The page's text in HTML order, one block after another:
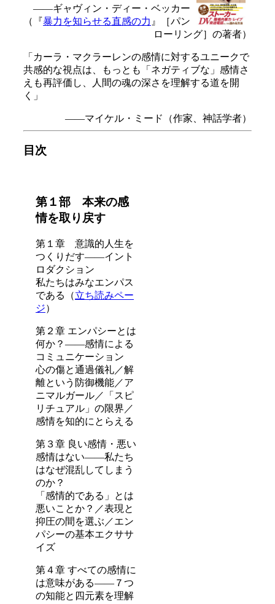
――ギャヴィン・ディー・ベッカー
（『暴力を知らせる直感の力 』［パン
ローリング］の著者）
「カーラ・マクラーレンの感情に対するユニークで
共感的な視点は、もっとも「ネガティブな」感情さ
えも再評価し、人間の魂の深さを理解する道を開
く」
――マイケル・ミード（作家、神話学者）
目次
第１部 本来の感
情を取り戻す
第１章 意識的人生を
つくりだす――イント
ロダクション
私たちはみなエンパス
である（立ち読みペー
ジ）
第２章 エンパシーとは
何か？――感情による
コミュニケーション
心の傷と通過儀礼／解
離という防御機能／ア
ニマルガール／「スピ
リチュアル」の限界／
感情を知的にとらえる
第３章 良い感情・悪い
感情はない――私たち
はなぜ混乱してしまう
のか？
「感情的である」とは
悪いことか？／表現と
抑圧の間を選ぶ／エン
パシーの基本エクササ
イズ
第４章 すべての感情に
は意味がある――７つ
の知能と四元素を理解